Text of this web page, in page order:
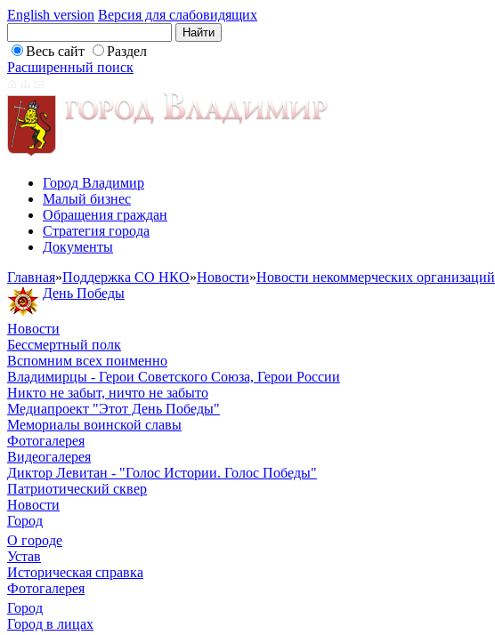
English version Версия для слабовидящих
Весь сайт
Раздел
Расширенный поиск
Город Владимир
Малый бизнес
Обращения граждан
Стратегия города
Документы
Главная»Поддержка СО НКО»Новости»Новости некоммерческих организаций
День Победы
Новости
Бессмертный полк
Вспомним всех поименно
Владимирцы - Герои Советского Союза, Герои России
Никто не забыт, ничто не забыто
Медиапроект "Этот День Победы"
Мемориалы воинской славы
Фотогалерея
Видеогалерея
Диктор Левитан - "Голос Истории. Голос Победы"
Патриотический сквер
Новости
Город
О городе
Устав
Историческая справка
Фотогалерея
Город
Город в лицах